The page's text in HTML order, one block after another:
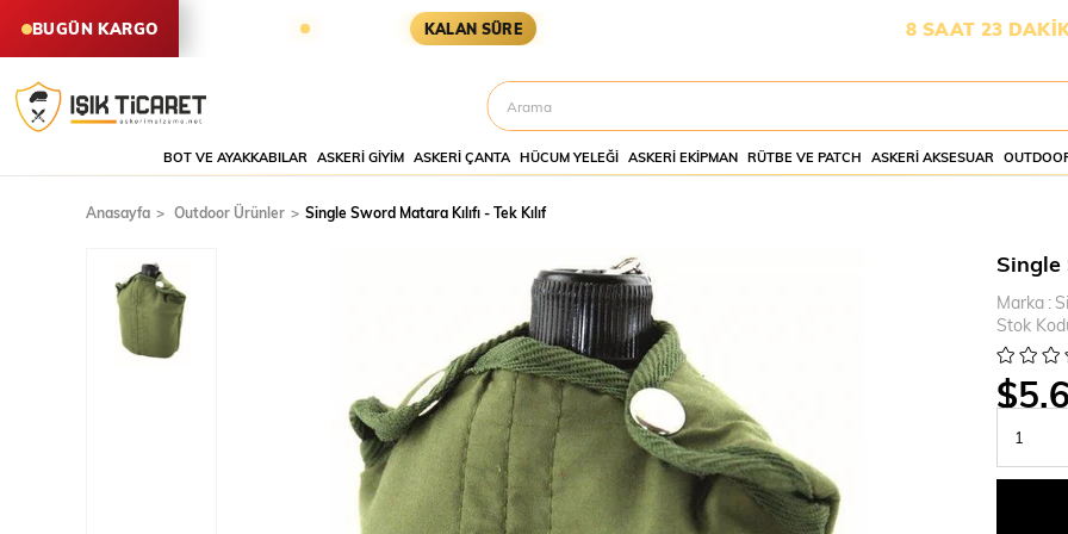
BUGÜN KARGO
AYNI GÜN KARGODA KALAN SÜRE KARGOYA YETİŞMESİ İÇİN KALAN SÜRE: 8 SAAT 23 DAKİKA 15
BOT VE AYAKKABILAR ASKERI GIYIM ASKERI ÇANTA HÜCUM YELEĞI ASKERI EKIPMAN RÜTBE VE PATCH ASKERI AKSESUAR
Anasayfa Outdoor Ürünler Single Sword Matara Kılıfı - Tek Kılıf
Single
Marka :
Stok